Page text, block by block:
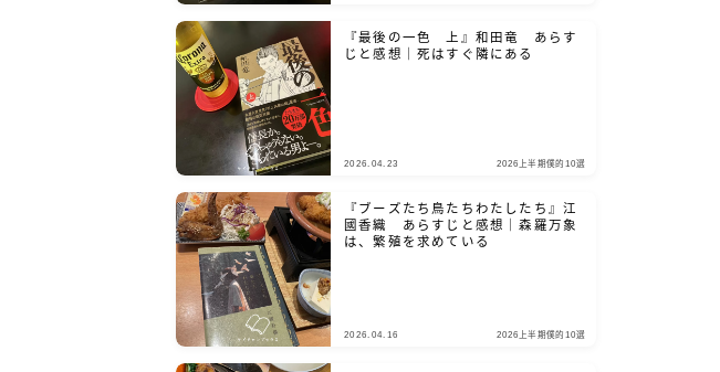
『最後の一色 上』和田竜 あらす
じと感想｜死はすぐ隣にある
2026.04.23 2026上半期僕的10選
『ブーズたち鳥たちわたしたち』江
國香織 あらすじと感想｜森羅万象
は、繁殖を求めている
2026.04.16 2026上半期僕的10選